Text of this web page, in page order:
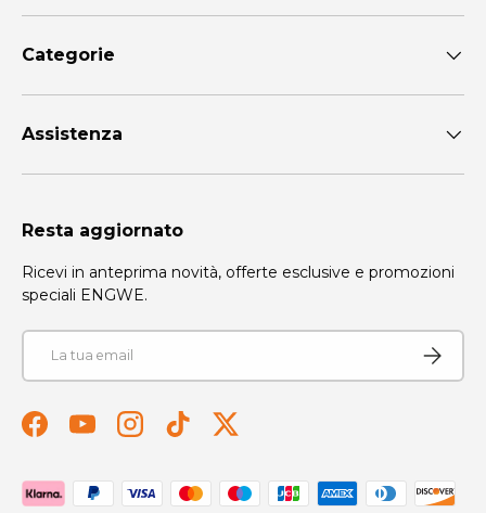
Categorie
Assistenza
Resta aggiornato
Ricevi in anteprima novità, offerte esclusive e promozioni
speciali ENGWE.
Email
Iscriviti
FacebookYouTubeInstagramTikTokTwitter
Metodi di pagamento accettati